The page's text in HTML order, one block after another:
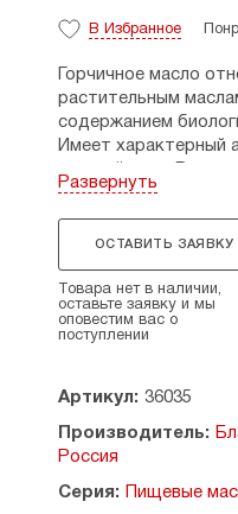
В Избранное
Горчичное масло
растительным
содержанием
Имеет характерный
масла обеспечит
омега-9, которая
иммунитета.
заправки салатов,
Используется в
является природным
консервировании.
край,
Хранить в
упаковки продукт
Развернуть
ОСТАВИТЬ ЗАЯВКУ
Товара нет в наличии,
оставьте заявку и мы
оповестим вас о
поступлении
Артикул: 36035
Производитель:
Россия
Серия: Пищевые